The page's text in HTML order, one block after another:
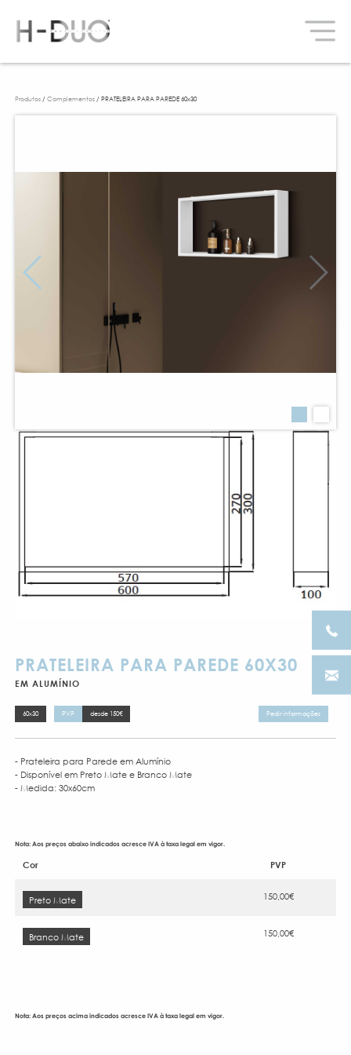
Produtos/ Complementos / PRATELEIRA PARA PAREDE 60x30
PRATELEIRA PARA PAREDE 60X30
EM ALUMÍNIO
60x30 PVP desde 150€ Pedir informações
- Prateleira para Parede em Alumínio
- Disponível em Preto Mate e Branco Mate
- Medida: 30x60cm
Nota: Aos preços abaixo indicados acresce IVA à taxa legal em vigor.
Cor PVP
Preto Mate 150,00€
Branco Mate 150,00€
Nota: Aos preços acima indicados acresce IVA à taxa legal em vigor.